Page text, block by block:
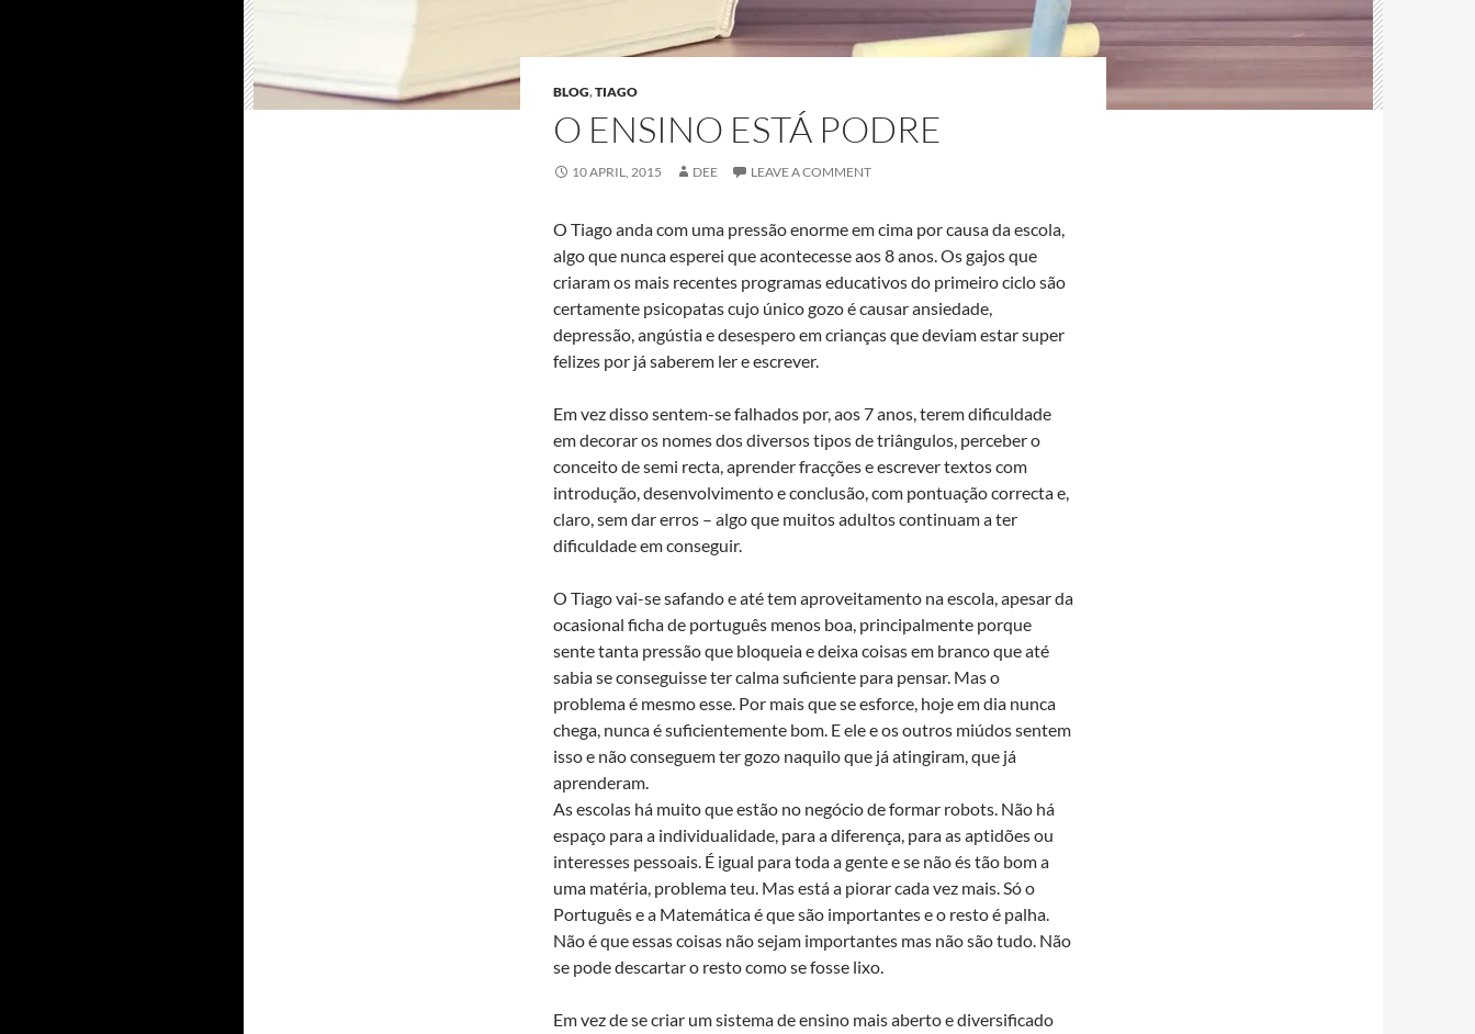
BLOG,TIAGO
O ENSINO ESTÁ PODRE
10 APRIL, 2015 DEE LEAVE A COMMENT
O Tiago anda com uma pressão enorme em cima por causa da escola,
algo que nunca esperei que acontecesse aos 8 anos. Os gajos que
criaram os mais recentes programas educativos do primeiro ciclo são
certamente psicopatas cujo único gozo é causar ansiedade,
depressão, angústia e desespero em crianças que deviam estar super
felizes por já saberem ler e escrever.
Em vez disso sentem-se falhados por, aos 7 anos, terem dificuldade
em decorar os nomes dos diversos tipos de triângulos, perceber o
conceito de semi recta, aprender fracções e escrever textos com
introdução, desenvolvimento e conclusão, com pontuação correcta e,
claro, sem dar erros – algo que muitos adultos continuam a ter
dificuldade em conseguir.
O Tiago vai-se safando e até tem aproveitamento na escola, apesar da
ocasional ficha de português menos boa, principalmente porque
sente tanta pressão que bloqueia e deixa coisas em branco que até
sabia se conseguisse ter calma suficiente para pensar. Mas o
problema é mesmo esse. Por mais que se esforce, hoje em dia nunca
chega, nunca é suficientemente bom. E ele e os outros miúdos sentem
isso e não conseguem ter gozo naquilo que já atingiram, que já
aprenderam.
As escolas há muito que estão no negócio de formar robots. Não há
espaço para a individualidade, para a diferença, para as aptidões ou
interesses pessoais. É igual para toda a gente e se não és tão bom a
uma matéria, problema teu. Mas está a piorar cada vez mais. Só o
Português e a Matemática é que são importantes e o resto é palha.
Não é que essas coisas não sejam importantes mas não são tudo. Não
se pode descartar o resto como se fosse lixo.
Em vez de se criar um sistema de ensino mais aberto e diversificado